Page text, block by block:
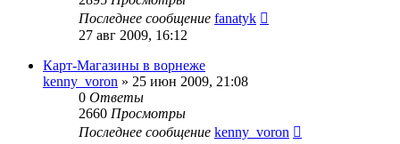
Последнее сообщение fanatyk
27 авг 2009, 16:12
Карт-Магазины в ворнеже
kenny_voron » 25 июн 2009, 21:08
0 Ответы
2660 Просмотры
Последнее сообщение kenny_voron